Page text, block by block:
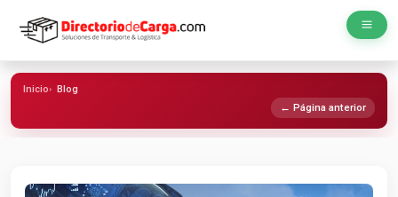
Inicio
Blog
← Página anterior